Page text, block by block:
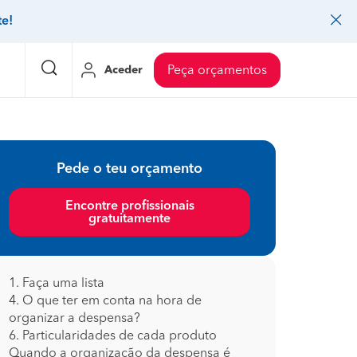
Mudanças
Decoração de interiores
Controlo de pragas
Faz tudo
Gesso cartonado
Jardinagem
Carpintaria e marcenaria
Pintura
Canalização
Limpeza
Preço Instalação de painel sandwich
Preço Arquitetos
Preço Controlo de pragas
Aceder Peça orçamentos
Pede o teu orçamento
Encontre profissionais
gratuitamente
1. Faça uma lista
4. O que ter em conta na hora de
organizar a despensa?
6. Particularidades de cada produto
Quando a organização da despensa é